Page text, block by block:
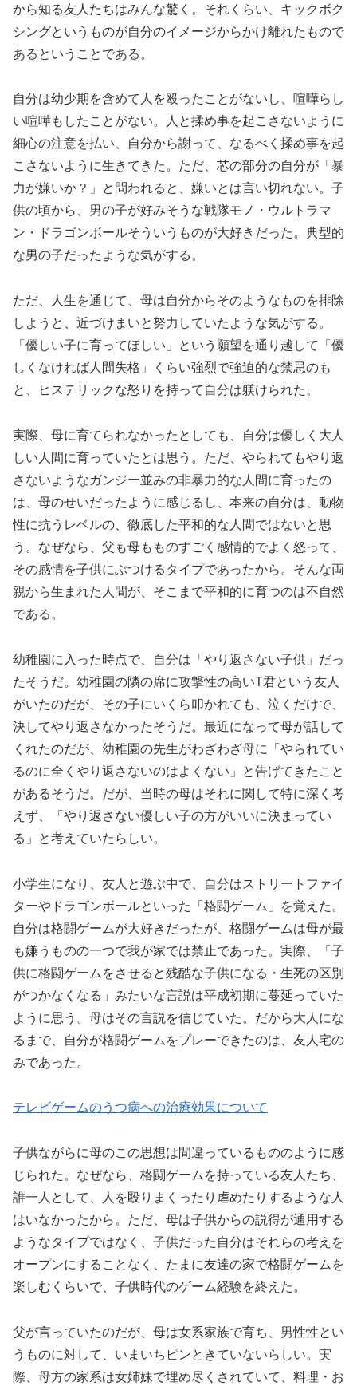
から知る友人たちはみんな驚く。それくらい、キックボク
シングというものが自分のイメージからかけ離れたもので
あるということである。
自分は幼少期を含めて人を殴ったことがないし、喧嘩らし
い喧嘩もしたことがない。人と揉め事を起こさないように
細心の注意を払い、自分から謝って、なるべく揉め事を起
こさないように生きてきた。ただ、芯の部分の自分が「暴
力が嫌いか？」と問われると、嫌いとは言い切れない。子
供の頃から、男の子が好みそうな戦隊モノ・ウルトラマ
ン・ドラゴンボールそういうものが大好きだった。典型的
な男の子だったような気がする。
ただ、人生を通じて、母は自分からそのようなものを排除
しようと、近づけまいと努力していたような気がする。
「優しい子に育ってほしい」という願望を通り越して「優
しくなければ人間失格」くらい強烈で強迫的な禁忌のも
と、ヒステリックな怒りを持って自分は躾けられた。
実際、母に育てられなかったとしても、自分は優しく大人
しい人間に育っていたとは思う。ただ、やられてもやり返
さないようなガンジー並みの非暴力的な人間に育ったの
は、母のせいだったように感じるし、本来の自分は、動物
性に抗うレベルの、徹底した平和的な人間ではないと思
う。なぜなら、父も母もものすごく感情的でよく怒って、
その感情を子供にぶつけるタイプであったから。そんな両
親から生まれた人間が、そこまで平和的に育つのは不自然
である。
幼稚園に入った時点で、自分は「やり返さない子供」だっ
たそうだ。幼稚園の隣の席に攻撃性の高いT君という友人
がいたのだが、その子にいくら叩かれても、泣くだけで、
決してやり返さなかったそうだ。最近になって母が話して
くれたのだが、幼稚園の先生がわざわざ母に「やられてい
るのに全くやり返さないのはよくない」と告げてきたこと
があるそうだ。だが、当時の母はそれに関して特に深く考
えず、「やり返さない優しい子の方がいいに決まってい
る」と考えていたらしい。
小学生になり、友人と遊ぶ中で、自分はストリートファイ
ターやドラゴンボールといった「格闘ゲーム」を覚えた。
自分は格闘ゲームが大好きだったが、格闘ゲームは母が最
も嫌うものの一つで我が家では禁止であった。実際、「子
供に格闘ゲームをさせると残酷な子供になる・生死の区別
がつかなくなる」みたいな言説は平成初期に蔓延っていた
ように思う。母はその言説を信じていた。だから大人にな
るまで、自分が格闘ゲームをプレーできたのは、友人宅の
みであった。
テレビゲームのうつ病への治療効果について
子供ながらに母のこの思想は間違っているもののように感
じられた。なぜなら、格闘ゲームを持っている友人たち、
誰一人として、人を殴りまくったり虐めたりするような人
はいなかったから。ただ、母は子供からの説得が通用する
ようなタイプではなく、子供だった自分はそれらの考えを
オープンにすることなく、たまに友達の家で格闘ゲームを
楽しむくらいで、子供時代のゲーム経験を終えた。
父が言っていたのだが、母は女系家族で育ち、男性性とい
うものに対して、いまいちピンときていないらしい。実
際、母方の家系は女姉妹で埋め尽くされていて、料理・お